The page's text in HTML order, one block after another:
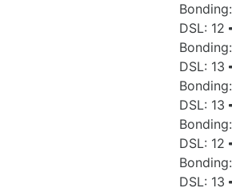
Bonding:
DSL: 12
Bonding:
DSL: 13
Bonding:
DSL: 13
Bonding:
DSL: 12
Bonding:
DSL: 13